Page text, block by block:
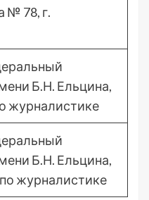
№ 78, г.
Б.Н. Ельцина,
журналистике
Б.Н. Ельцина,
журналистике